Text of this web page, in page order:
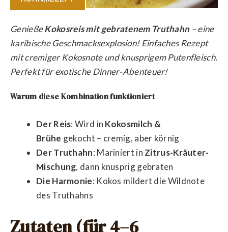
GenießeKokosreis mit gebratenem Truthahn– eine
karibische Geschmacksexplosion! Einfaches Rezept
mit cremiger Kokosnote und knusprigem Putenfleisch.
Perfekt für exotische Dinner-Abenteuer!
Warum diese Kombination funktioniert
Der Reis: Wird in Kokosmilch &
Brühe gekocht – cremig, aber körnig
Der Truthahn: Mariniert in Zitrus-Kräuter-
Mischung, dann knusprig gebraten
Die Harmonie: Kokos mildert die Wildnote
des Truthahns
Zutaten (für 4–6